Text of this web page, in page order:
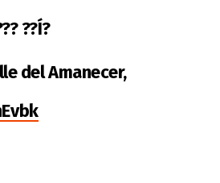
??Í?
del Amanecer,